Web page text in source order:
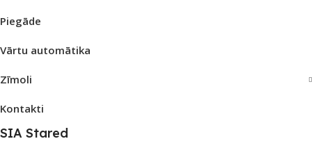
Piegāde
Vārtu automātika
Zīmoli
Kontakti
SIA Stared